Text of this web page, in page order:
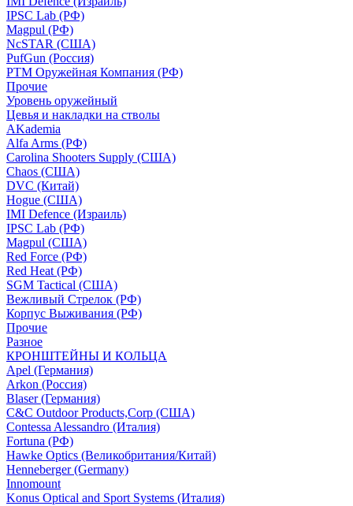
IPSC Lab (РФ)
Magpul (РФ)
NcSTAR (США)
PufGun (Россия)
РТМ Оружейная Компания (РФ)
Прочие
Уровень оружейный
Цевья и накладки на стволы
AKademia
Alfa Arms (РФ)
Carolina Shooters Supply (США)
Chaos (США)
DVC (Китай)
Hogue (США)
IMI Defence (Израиль)
IPSC Lab (РФ)
Magpul (США)
Red Force (РФ)
Red Heat (РФ)
SGM Tactical (США)
Вежливый Стрелок (РФ)
Корпус Выживания (РФ)
Прочие
Разное
КРОНШТЕЙНЫ И КОЛЬЦА
Apel (Германия)
Arkon (Россия)
Blaser (Германия)
C&C Outdoor Products,Corp (США)
Contessa Alessandro (Италия)
Fortuna (РФ)
Hawke Optics (Великобритания/Китай)
Henneberger (Germany)
Innomount
Konus Optical and Sport Systems (Италия)